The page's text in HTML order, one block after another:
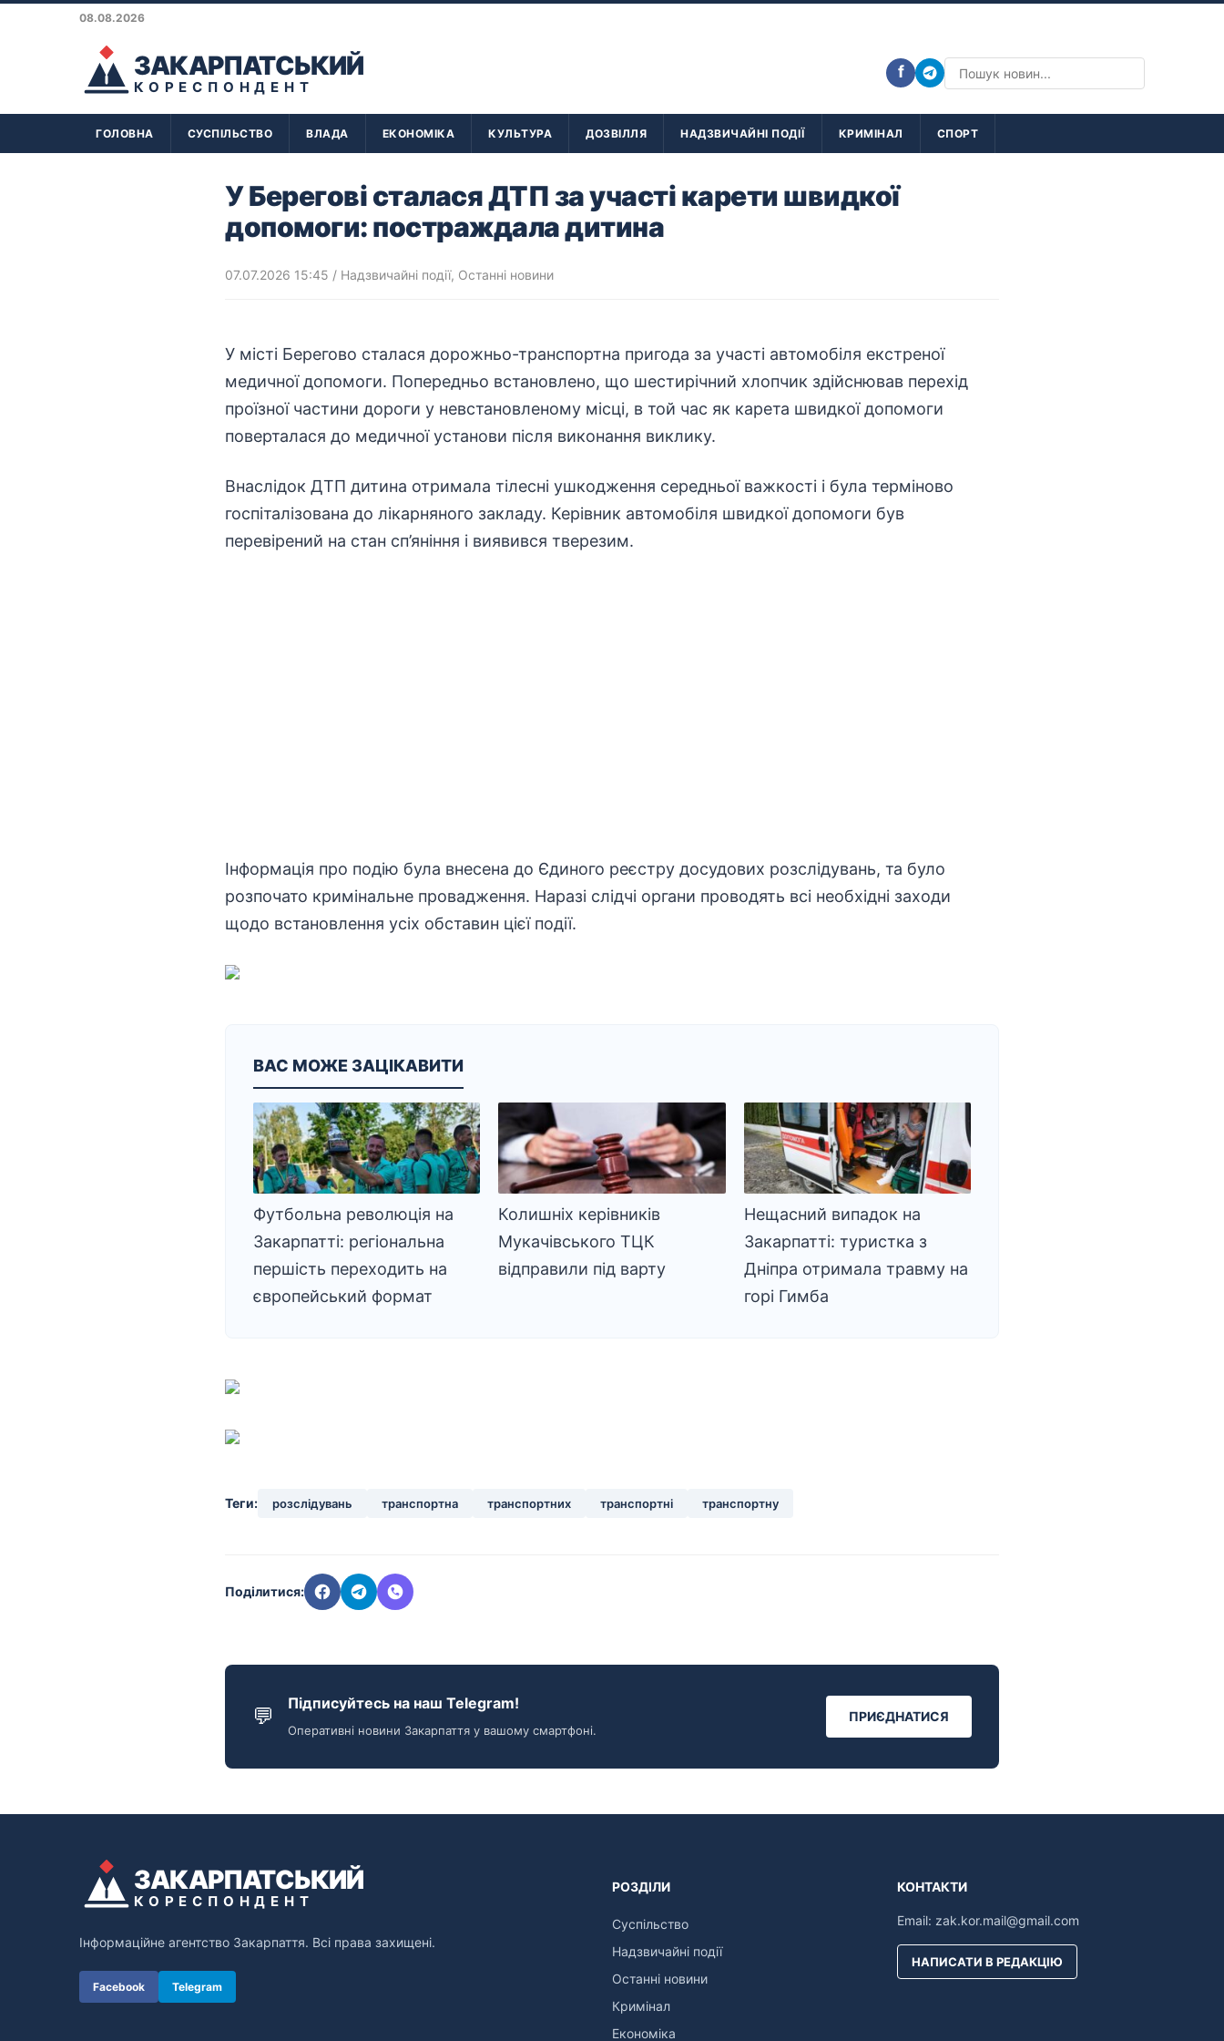
08.08.2026
ЗАКАРПАТСЬКИЙ
КОРЕСПОНДЕНТ
f
ГОЛОВНА СУСПІЛЬСТВО ВЛАДА ЕКОНОМІКА КУЛЬТУРА ДОЗВІЛЛЯ НАДЗВИЧАЙНІ ПОДІЇ КРИМІНАЛ СПОРТ
У Берегові сталася ДТП за участі карети швидкої
допомоги: постраждала дитина
07.07.2026 15:45 / Надзвичайні події, Останні новини
У місті Берегово сталася дорожньо-транспортна пригода за участі автомобіля екстреної
медичної допомоги. Попередньо встановлено, що шестирічний хлопчик здійснював перехід
проїзної частини дороги у невстановленому місці, в той час як карета швидкої допомоги
поверталася до медичної установи після виконання виклику.
Внаслідок ДТП дитина отримала тілесні ушкодження середньої важкості і була терміново
госпіталізована до лікарняного закладу. Керівник автомобіля швидкої допомоги був
перевірений на стан сп’яніння і виявився тверезим.
Інформація про подію була внесена до Єдиного реєстру досудових розслідувань, та було
розпочато кримінальне провадження. Наразі слідчі органи проводять всі необхідні заходи
щодо встановлення усіх обставин цієї події.
ВАС МОЖЕ ЗАЦІКАВИТИ
Футбольна революція на
Закарпатті: регіональна
першість переходить на
європейський формат
Колишніх керівників
Мукачівського ТЦК
відправили під варту
Нещасний випадок на
Закарпатті: туристка з
Дніпра отримала травму на
горі Гимба
Теги: розслідувань транспортна транспортних транспортні транспортну
Поділитися:
💬 Підписуйтесь на наш Telegram!
Оперативні новини Закарпаття у вашому смартфоні.
ПРИЄДНАТИСЯ
ЗАКАРПАТСЬКИЙ
КОРЕСПОНДЕНТ
Інформаційне агентство Закарпаття. Всі права захищені.
Facebook Telegram
РОЗДІЛИ
Суспільство
Надзвичайні події
Останні новини
Кримінал
Економіка
КОНТАКТИ
Email: zak.kor.mail@gmail.com
НАПИСАТИ В РЕДАКЦІЮ